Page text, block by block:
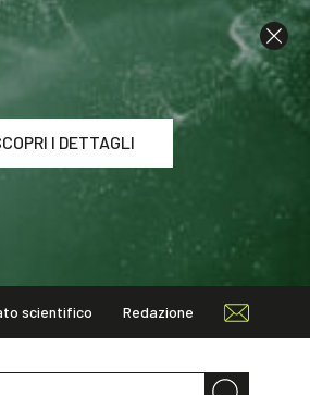
I DETTAGLI
scientifico Redazione